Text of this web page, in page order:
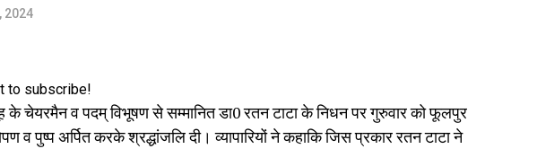
2024
to subscribe!
के चेयरमैन व पदम् विभूषण से सम्मानित डा0 रतन टाटा के निधन पर गुरुवार को फूलपुर
व पुष्प अर्पित करके श्रद्धांजलि दी। व्यापारियों ने कहाकि जिस प्रकार रतन टाटा ने